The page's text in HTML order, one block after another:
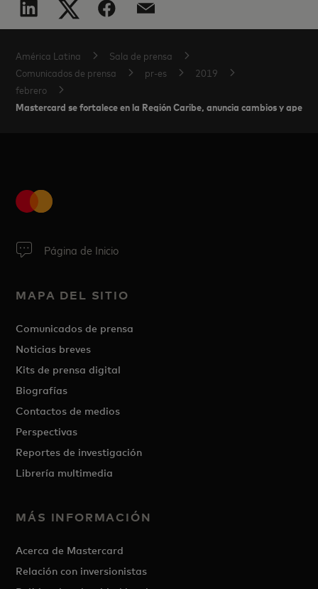
América Latina
Sala de prensa
Comunicados de prensa
pr-es
2019
febrero
Mastercard se fortalece en la Región Caribe, anuncia cambios y
Página de Inicio
MAPA DEL SITIO
Comunicados de prensa
Noticias breves
Kits de prensa digital
Biografías
Contactos de medios
Perspectivas
Reportes de investigación
Librería multimedia
MÁS INFORMACIÓN
Acerca de Mastercard
Relación con inversionistas